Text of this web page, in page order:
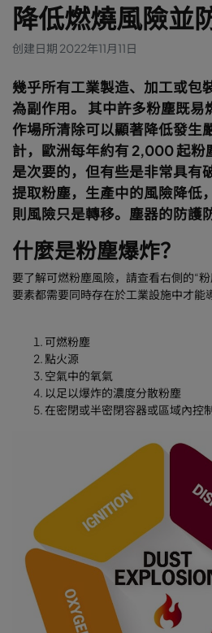
降低燃燒風險並
创建日期 2022年11月11日
幾乎所有工業製造、加工或包
為副作用。 其中許多粉塵既易
作場所清除可以顯著降低發生
計，歐洲每年約有 2,000 起粉
是次要的，但有些是非常具有
提取粉塵，生產中的風險降低
則風險只是轉移。塵器的防護
什麼是粉塵爆炸？
要了解可燃粉塵風險，請查看右側的“
要素都需要同時存在於工業設施中才能
可燃粉塵
點火源
空氣中的氧氣
以足以爆炸的濃度分散粉塵
在密閉或半密閉容器或區域內控